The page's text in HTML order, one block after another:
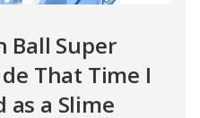
Ball Super
That Time I
as a Slime